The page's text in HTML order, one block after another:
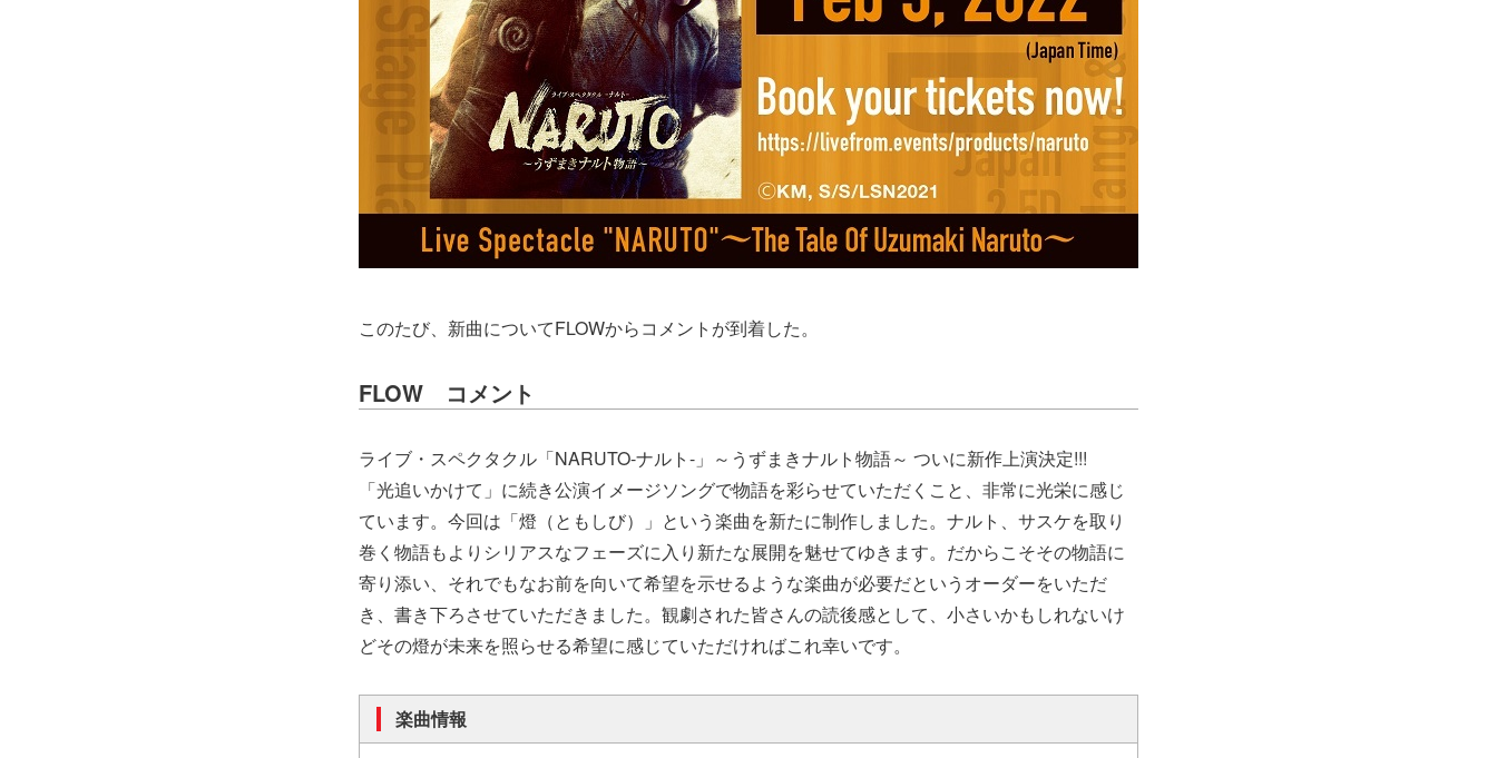
このたび、新曲についてFLOWからコメントが到着した。
FLOW コメント
ライブ・スペクタクル「NARUTO-ナルト-」～うずまきナルト物語～ ついに新作上演決定!!!
「光追いかけて」に続き公演イメージソングで物語を彩らせていただくこと、非常に光栄に感じ
ています。今回は「燈（ともしび）」という楽曲を新たに制作しました。ナルト、サスケを取り
巻く物語もよりシリアスなフェーズに入り新たな展開を魅せてゆきます。だからこそその物語に
寄り添い、それでもなお前を向いて希望を示せるような楽曲が必要だというオーダーをいただ
き、書き下ろさせていただきました。観劇された皆さんの読後感として、小さいかもしれないけ
どその燈が未来を照らせる希望に感じていただければこれ幸いです。
楽曲情報